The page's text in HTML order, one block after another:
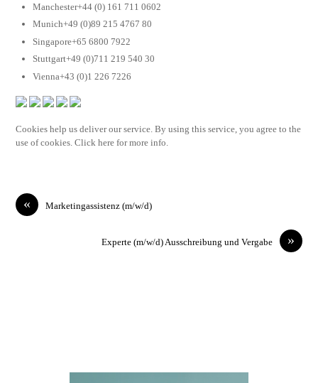
Manchester+44 (0) 161 711 0602
Munich+49 (0)89 215 4767 80
Singapore+65 6800 7922
Stuttgart+49 (0)711 219 540 30
Vienna+43 (0)1 226 7226
Cookies help us deliver our service. By using this service, you agree to the
use of cookies. Click here for more info.
« Marketingassistenz (m/w/d)
»
Experte (m/w/d) Ausschreibung und Vergabe